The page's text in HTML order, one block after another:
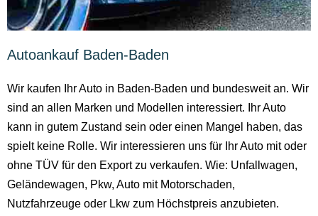
Autoankauf Baden-Baden
Wir kaufen Ihr Auto in Baden-Baden und bundesweit an. Wir
sind an allen Marken und Modellen interessiert. Ihr Auto
kann in gutem Zustand sein oder einen Mangel haben, das
spielt keine Rolle. Wir interessieren uns für Ihr Auto mit oder
ohne TÜV für den Export zu verkaufen. Wie: Unfallwagen,
Geländewagen, Pkw, Auto mit Motorschaden,
Nutzfahrzeuge oder Lkw zum Höchstpreis anzubieten.